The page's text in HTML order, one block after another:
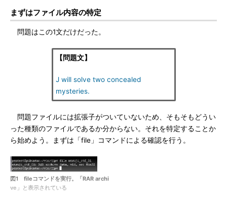
まずはファイル内容の特定
問題はこの1文だけだった。
【問題文】
J will solve two concealed
mysteries.
問題ファイルには拡張子がついていないため、そもそもどうい
った種類のファイルであるか分からない。それを特定することか
ら始めよう。まずは「file」コマンドによる確認を行う。
図1 fileコマンドを実行。「RAR archi
ve」と表示されている